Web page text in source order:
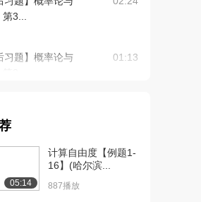
3...
习题】概率论与
01:13
3...
习题】概率论与
第3...
05:14
计算自由度【例题1-
16】(哈尔滨...
887播放